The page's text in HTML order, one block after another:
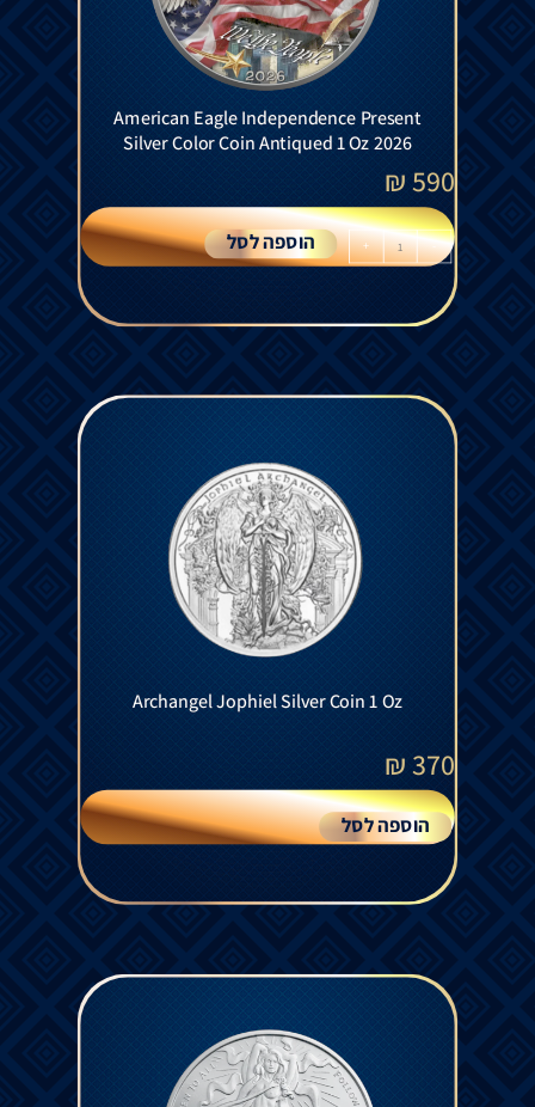
American Eagle Independence Present
Silver Color Coin Antiqued 1 Oz 2026
590
₪
-
+ הוספה לסל
Archangel Jophiel Silver Coin 1 Oz
370
₪
הוספה לסל